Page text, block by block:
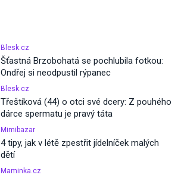
Blesk.cz
Šťastná Brzobohatá se pochlubila fotkou:
Ondřej si neodpustil rýpanec
Blesk.cz
Třeštíková (44) o otci své dcery: Z pouhého
dárce spermatu je pravý táta
Mimibazar
4 tipy, jak v létě zpestřit jídelníček malých
dětí
Maminka.cz